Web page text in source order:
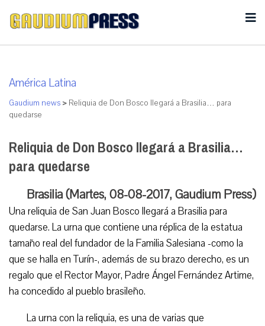
América Latina
Gaudium news > Reliquia de Don Bosco llegará a Brasilia… para
quedarse
Reliquia de Don Bosco llegará a Brasilia…
para quedarse
Brasilia (Martes, 08-08-2017, Gaudium Press)
Una reliquia de San Juan Bosco llegará a Brasilia para
quedarse. La urna que contiene una réplica de la estatua
tamaño real del fundador de la Familia Salesiana -como la
que se halla en Turín-, además de su brazo derecho, es un
regalo que el Rector Mayor, Padre Ángel Fernández Artime,
ha concedido al pueblo brasileño.
La urna con la reliquia, es una de varias que